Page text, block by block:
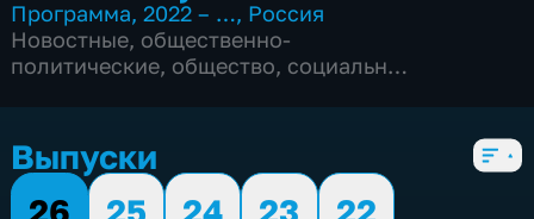
Программа,2022 – …, Россия
Новостные, общественно-
политические, общество, социально-
Выпуски
26
25 24 23
22